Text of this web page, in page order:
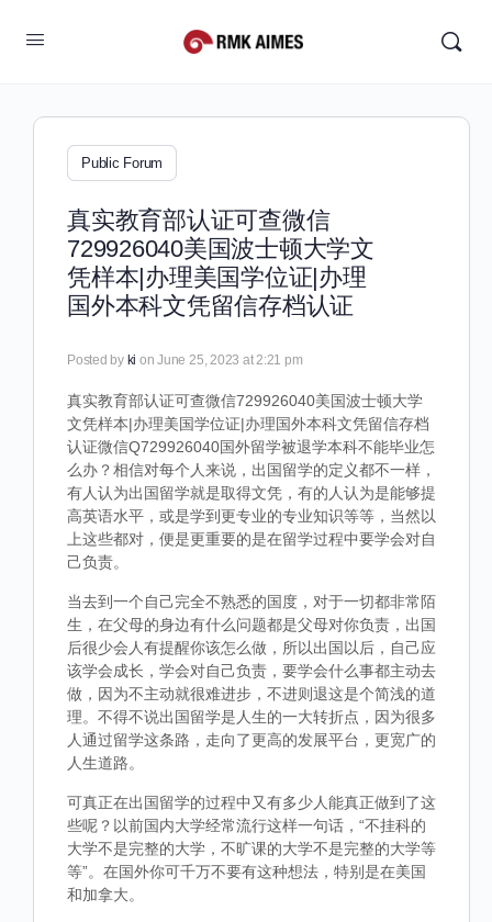
Public Forum
真实教育部认证可查微信
729926040美国波士顿大学文
凭样本|办理美国学位证|办理
国外本科文凭留信存档认证
Posted by ki on June 25, 2023 at 2:21 pm
真实教育部认证可查微信729926040美国波士顿大学
文凭样本|办理美国学位证|办理国外本科文凭留信存档
认证微信Q729926040国外留学被退学本科不能毕业怎
么办？相信对每个人来说，出国留学的定义都不一样，
有人认为出国留学就是取得文凭，有的人认为是能够提
高英语水平，或是学到更专业的专业知识等等，当然以
上这些都对，便是更重要的是在留学过程中要学会对自
己负责。
当去到一个自己完全不熟悉的国度，对于一切都非常陌
生，在父母的身边有什么问题都是父母对你负责，出国
后很少会人有提醒你该怎么做，所以出国以后，自己应
该学会成长，学会对自己负责，要学会什么事都主动去
做，因为不主动就很难进步，不进则退这是个简浅的道
理。不得不说出国留学是人生的一大转折点，因为很多
人通过留学这条路，走向了更高的发展平台，更宽广的
人生道路。
可真正在出国留学的过程中又有多少人能真正做到了这
些呢？以前国内大学经常流行这样一句话，“不挂科的
大学不是完整的大学，不旷课的大学不是完整的大学等
等”。在国外你可千万不要有这种想法，特别是在美国
和加拿大。